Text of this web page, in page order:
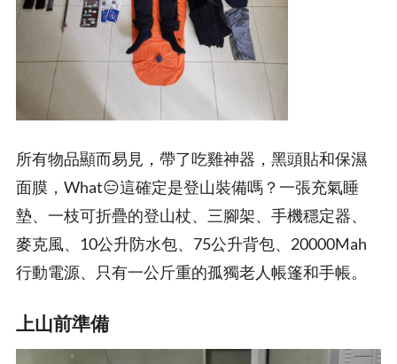
所有物品顯而易見，帶了吃雞神器，黑頭貼和保濕
面膜，What😑這確定是登山裝備嗎？一張充氣睡
墊、一枝可折疊的登山杖、三腳架、手機穩定器、
麥克風、10公升防水包、75公升背包、20000Mah
行動電源、只有一公斤重的孤獨老人帳篷和手帳。
上山前準備